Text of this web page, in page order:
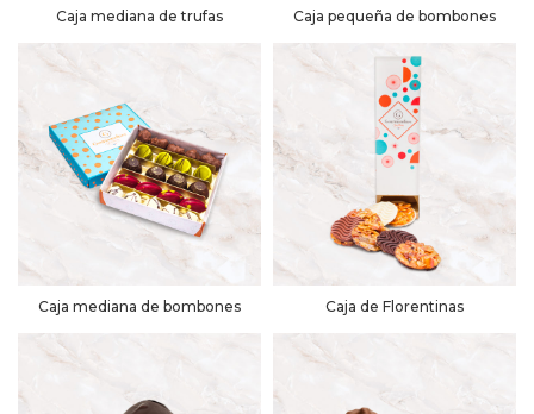
Caja mediana de trufas Caja pequeña de bombones
Caja mediana de bombones Caja de Florentinas